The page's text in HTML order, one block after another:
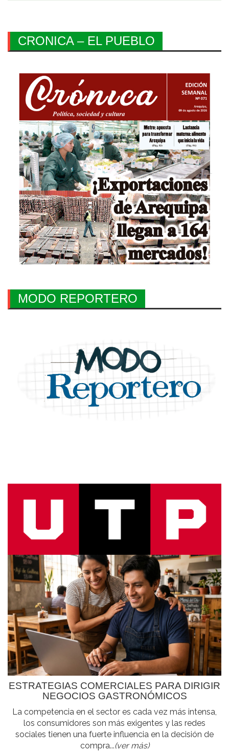
CRONICA – EL PUEBLO
MODO REPORTERO
ESTRATEGIAS COMERCIALES PARA DIRIGIR
NEGOCIOS GASTRONÓMICOS
La competencia en el sector es cada vez más intensa,
los consumidores son más exigentes y las redes
sociales tienen una fuerte influencia en la decisión de
compra...(ver más)